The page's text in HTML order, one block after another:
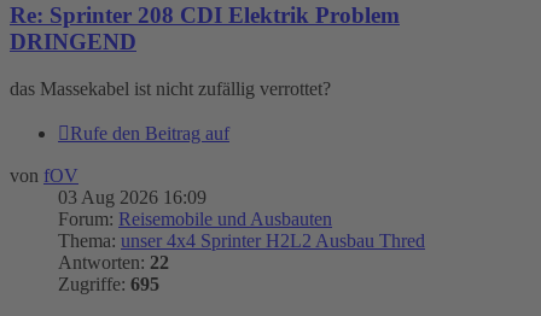
Re: Sprinter 208 CDI Elektrik Problem
DRINGEND
das Massekabel ist nicht zufällig verrottet?
Rufe den Beitrag auf
von fOV
03 Aug 2026 16:09
Forum: Reisemobile und Ausbauten
Thema: unser 4x4 Sprinter H2L2 Ausbau Thred
Antworten: 22
Zugriffe: 695